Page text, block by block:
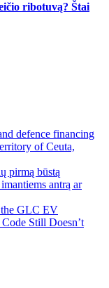
ribotuvą? Štai
defence financing
of Ceuta,
pirmą būstą
antrą ar
the GLC EV
Still Doesn’t